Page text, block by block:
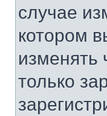
случае
котором
изменять
только